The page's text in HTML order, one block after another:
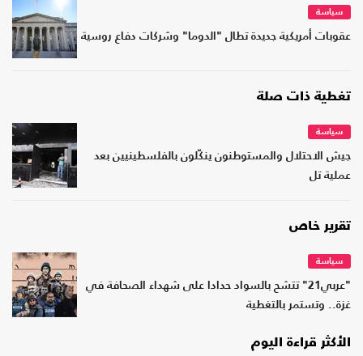
سياسة
عقوبات أمريكية جديدة تطال "الدوما" وشركات دفاع روسية
تغطية ذات صلة
سياسة
جيش الاحتلال والمستوطنون ينكّلون بالفلسطينيين بعد
عملية تل
تقرير خاص
سياسة
"عربي21" تتشح بالسواد حدادا على شهداء الصحافة في
غزة.. وتستمر بالتغطية
الأكثر قراءة اليوم